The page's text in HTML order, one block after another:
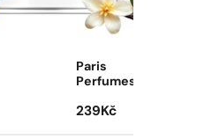
Paris
Perfumes
239 Kč